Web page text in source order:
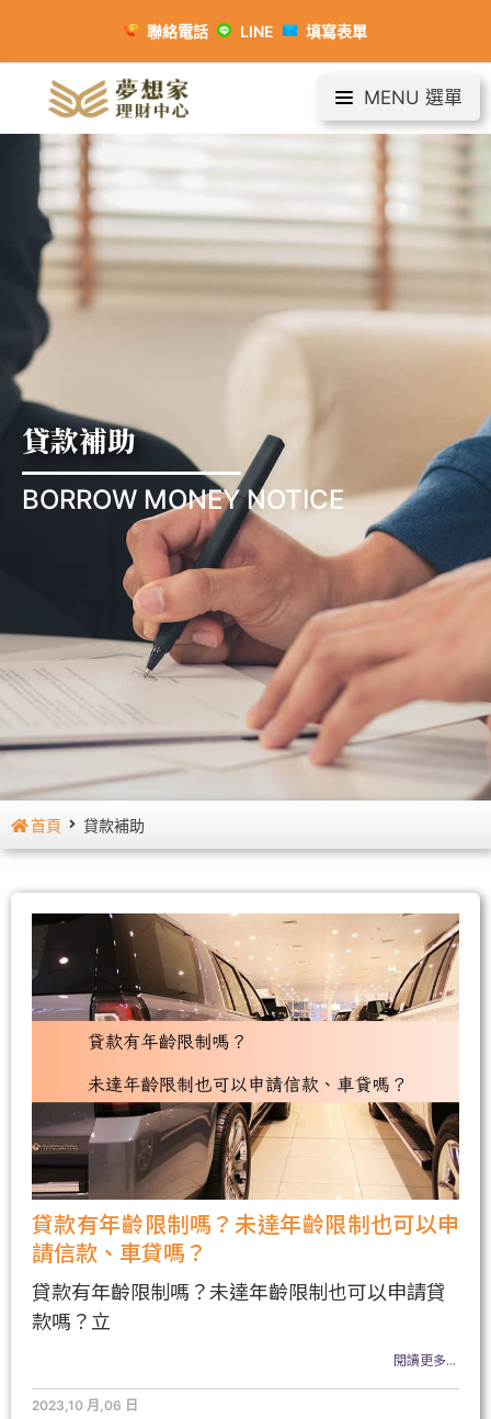
聯絡電話 LINE 填寫表單
MENU 選單
貸款補助
BORROW MONEY NOTICE
首頁 貸款補助
貸款有年齡限制嗎？未達年齡限制也可以申
請信款、車貸嗎？
貸款有年齡限制嗎？未達年齡限制也可以申請貸
款嗎？立
閱讀更多...
2023,10 月,06 日